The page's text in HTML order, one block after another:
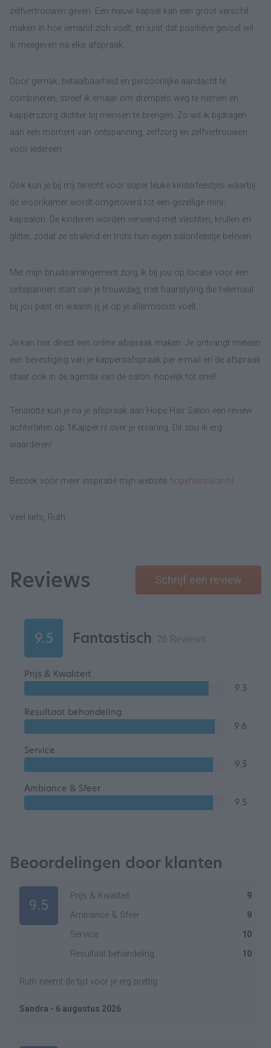
zelfvertrouwen geven. Een nieuw kapsel kan een groot verschil
maken in hoe iemand zich voelt, en juist dat positieve gevoel wil
ik meegeven na elke afspraak.
Door gemak, betaalbaarheid en persoonlijke aandacht te
combineren, streef ik ernaar om drempels weg te nemen en
kapperszorg dichter bij mensen te brengen. Zo wil ik bijdragen
aan een moment van ontspanning, zelfzorg en zelfvertrouwen
voor iedereen.
Ook kun je bij mij terecht voor super leuke kinderfeestjes waarbij
de woonkamer wordt omgetoverd tot een gezellige mini-
kapsalon. De kinderen worden verwend met vlechten, krullen en
glitter, zodat ze stralend én trots hun eigen salonfeestje beleven.
Met mijn bruidsarrangement zorg ik bij jou op locatie voor een
ontspannen start van je trouwdag, met haarstyling die helemaal
bij jou past en waarin jij je op je allermooist voelt.
Je kan hier direct een online afspraak maken. Je ontvangt meteen
een bevestiging van je kappersafspraak per e-mail en de afspraak
staat ook in de agenda van de salon. hopelijk tot snel!
Tenslotte kun je na je afspraak aan Hope Hair Salon een review
achterlaten op 1Kapper.nl over je ervaring. Dit zou ik erg
waarderen!
Bezoek voor meer inspiratie mijn website hopehairsalon.nl
Veel liefs, Ruth
Reviews Schrijf een review
9.5 Fantastisch 26 Reviews
Prijs & Kwaliteit
9.3
Resultaat behandeling
9.6
Service
9.5
Ambiance & Sfeer
9.5
Beoordelingen door klanten
9.5
Prijs & Kwaliteit
9
Ambiance & Sfeer
9
Service
10
Resultaat behandeling
10
Ruth neemt de tijd voor je erg prettig
Sandra - 6 augustus 2026